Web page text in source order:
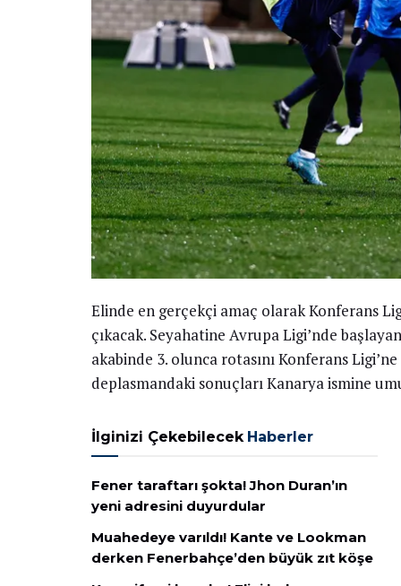
Elinde en gerçekçi amaç olarak Konferans
çıkacak. Seyahatine Avrupa Ligi’nde
akabinde 3. olunca rotasını Konferans
deplasmandaki sonuçları Kanarya ismine
İlginizi Çekebilecek Haberler
Fener taraftarı şokta! Jhon Duran’ın
yeni adresini duyurdular
Muahedeye varıldı! Kante ve Lookman
derken Fenerbahçe’den büyük zıt köşe